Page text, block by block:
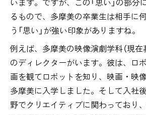
るもので、多摩美の卒業生は相手に
う「思い」が強い印象がありますね。
例えば、多摩美の映像演劇学科（現在
のディレクターがいます。彼は、ロ
画を観てロボットを知り、映画・映
多摩美に入学しました。そして入社
野でクリエイティブに関わっており